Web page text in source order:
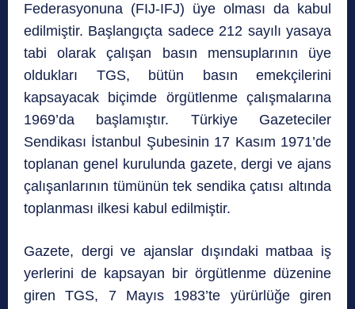
Federasyonuna (FIJ-IFJ) üye olması da kabul
edilmiştir. Başlangıçta sadece 212 sayılı yasaya
tabi olarak çalışan basın mensuplarının üye
oldukları TGS, bütün basın emekçilerini
kapsayacak biçimde örgütlenme çalışmalarına
1969’da başlamıştır. Türkiye Gazeteciler
Sendikası İstanbul Şubesinin 17 Kasım 1971’de
toplanan genel kurulunda gazete, dergi ve ajans
çalışanlarının tümünün tek sendika çatısı altında
toplanması ilkesi kabul edilmiştir.
Gazete, dergi ve ajanslar dışındaki matbaa iş
yerlerini de kapsayan bir örgütlenme düzenine
giren TGS, 7 Mayıs 1983’te yürürlüğe giren